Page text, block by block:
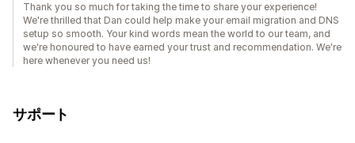
Thank you so much for taking the time to share your experience!
We're thrilled that Dan could help make your email migration and DNS
setup so smooth. Your kind words mean the world to our team, and
we're honoured to have earned your trust and recommendation. We're
here whenever you need us!
サポート